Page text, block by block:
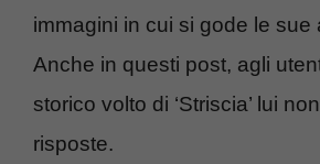
immagini in cui si gode le sue
Anche in questi post, agli
storico volto di ‘Striscia’ lui
risposte.